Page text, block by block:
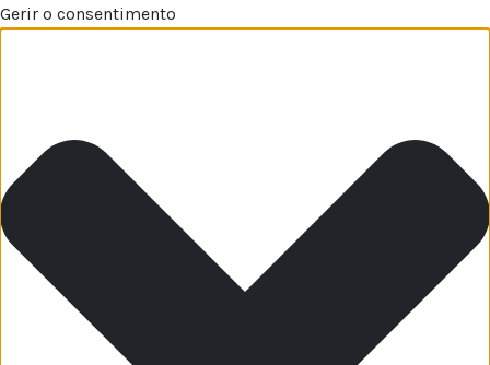
Gerir o consentimento